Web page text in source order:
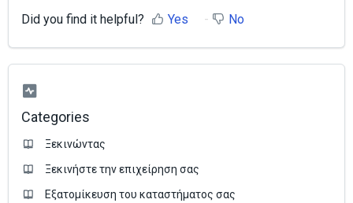
Did you find it helpful? Yes No
Categories
Ξεκινώντας
Ξεκινήστε την επιχείρηση σας
Εξατομίκευση του καταστήματος σας